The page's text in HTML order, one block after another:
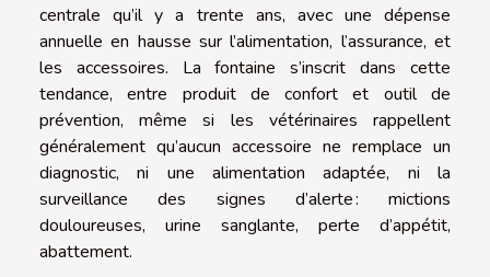
centrale qu’il y a trente ans, avec une dépense
annuelle en hausse sur l’alimentation, l’assurance, et
les accessoires. La fontaine s’inscrit dans cette
tendance, entre produit de confort et outil de
prévention, même si les vétérinaires rappellent
généralement qu’aucun accessoire ne remplace un
diagnostic, ni une alimentation adaptée, ni la
surveillance des signes d’alerte : mictions
douloureuses, urine sanglante, perte d’appétit,
abattement.